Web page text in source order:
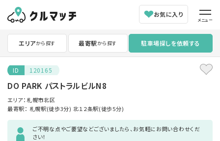
エリアから探す 最寄駅から探す
お気に入り
駐車場探しを依頼する
メニュー
ID 120165
DO PARK パストラルビルN8
エリア：札幌市北区
最寄駅： 札幌駅(徒歩3分) 北１２条駅(徒歩5分)
ご不明な点やご要望などございましたら、お気軽にお問い合わせくだ
さい！